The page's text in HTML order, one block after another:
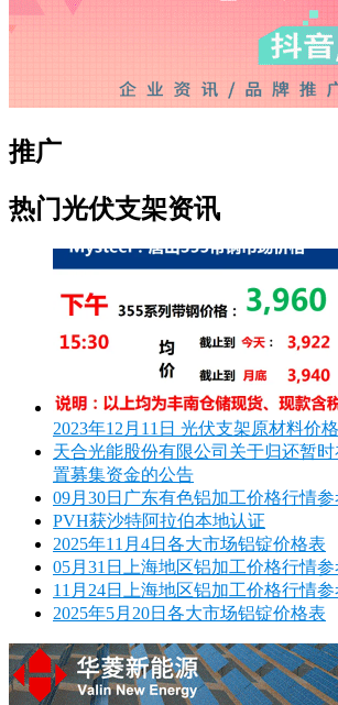
推广
热门光伏支架资讯
2023年12月11日 光伏支架原材料价
天合光能股份有限公司关于归还暂
置募集资金的公告
09月30日广东有色铝加工价格行情
PVH获沙特阿拉伯本地认证
2025年11月4日各大市场铝锭价格表
05月31日上海地区铝加工价格行情
11月24日上海地区铝加工价格行情
2025年5月20日各大市场铝锭价格表